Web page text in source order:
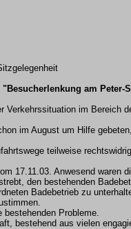
am Peter-
im Bereich
im August um Hilfe
teilweise
17.11.03. Anwesend waren
den bestehenden
Badebetrieb zu
Probleme.
bestehend aus vielen